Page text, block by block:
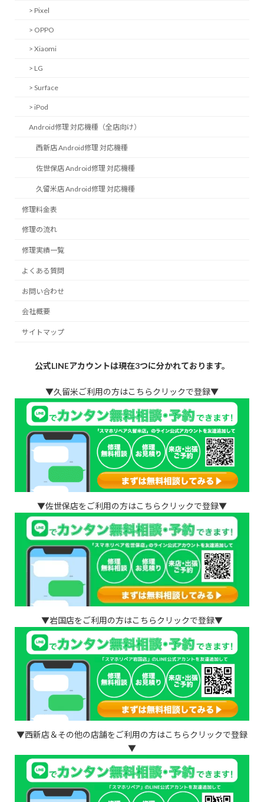
> Pixel
> OPPO
> Xiaomi
> LG
> Surface
> iPod
Android修理 対応機種（全店向け）
西新店 Android修理 対応機種
佐世保店 Android修理 対応機種
久留米店 Android修理 対応機種
修理料金表
修理の流れ
修理実績一覧
よくある質問
お問い合わせ
会社概要
サイトマップ
公式LINEアカウントは現在3つに分かれております。
▼久留米ご利用の方はこちらクリックで登録▼
▼佐世保店をご利用の方はこちらクリックで登録▼
▼岩国店をご利用の方はこちらクリックで登録▼
▼西新店＆その他の店舗をご利用の方はこちらクリックで登録
▼